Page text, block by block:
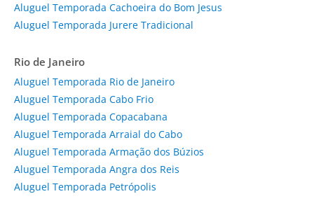
Aluguel Temporada Cachoeira do Bom Jesus
Aluguel Temporada Jurere Tradicional
Rio de Janeiro
Aluguel Temporada Rio de Janeiro
Aluguel Temporada Cabo Frio
Aluguel Temporada Copacabana
Aluguel Temporada Arraial do Cabo
Aluguel Temporada Armação dos Búzios
Aluguel Temporada Angra dos Reis
Aluguel Temporada Petrópolis